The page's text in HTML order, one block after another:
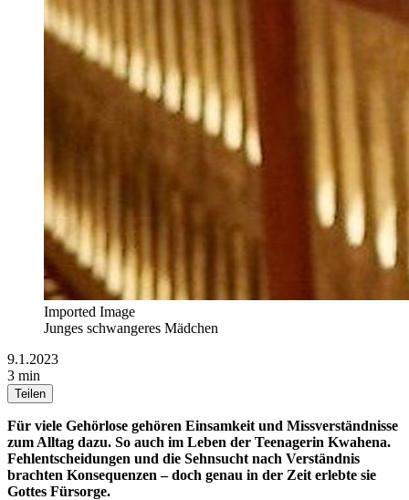
Imported Image
Junges schwangeres Mädchen
9.1.2023
3 min
Teilen
Für viele Gehörlose gehören Einsamkeit und Missverständnisse
zum Alltag dazu. So auch im Leben der Teenagerin Kwahena.
Fehlentscheidungen und die Sehnsucht nach Verständnis
brachten Konsequenzen – doch genau in der Zeit erlebte sie
Gottes Fürsorge.